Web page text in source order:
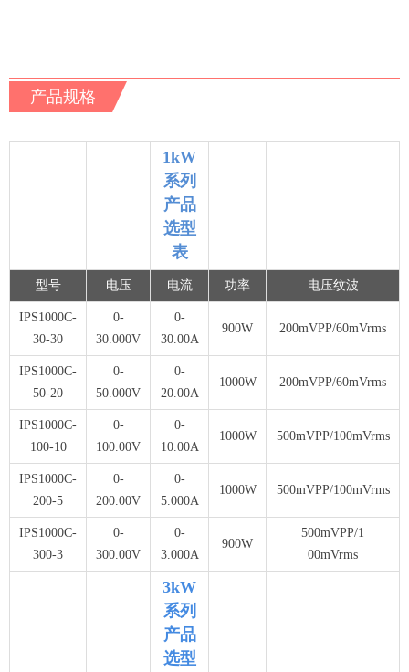
产品规格
1kW
系列
产品
选型
表
型号 电压 电流 功率 电压纹波
IPS1000C-
30-30
0-
30.000V
0-
30.00A
900W 200mVPP/60mVrms
IPS1000C-
50-20
0-
50.000V
0-
20.00A
1000W 200mVPP/60mVrms
IPS1000C-
100-10
0-
100.00V
0-
10.00A
1000W 500mVPP/100mVrms
IPS1000C-
200-5
0-
200.00V
0-
5.000A
1000W 500mVPP/100mVrms
IPS1000C-
300-3
0-
300.00V
0-
3.000A
900W
500mVPP/1
00mVrms
3kW
系列
产品
选型